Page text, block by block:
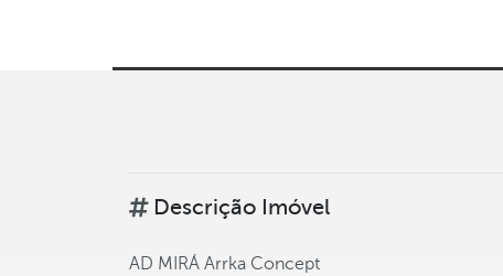
Descrição Imóvel
AD MIRÁ Arrka Concept